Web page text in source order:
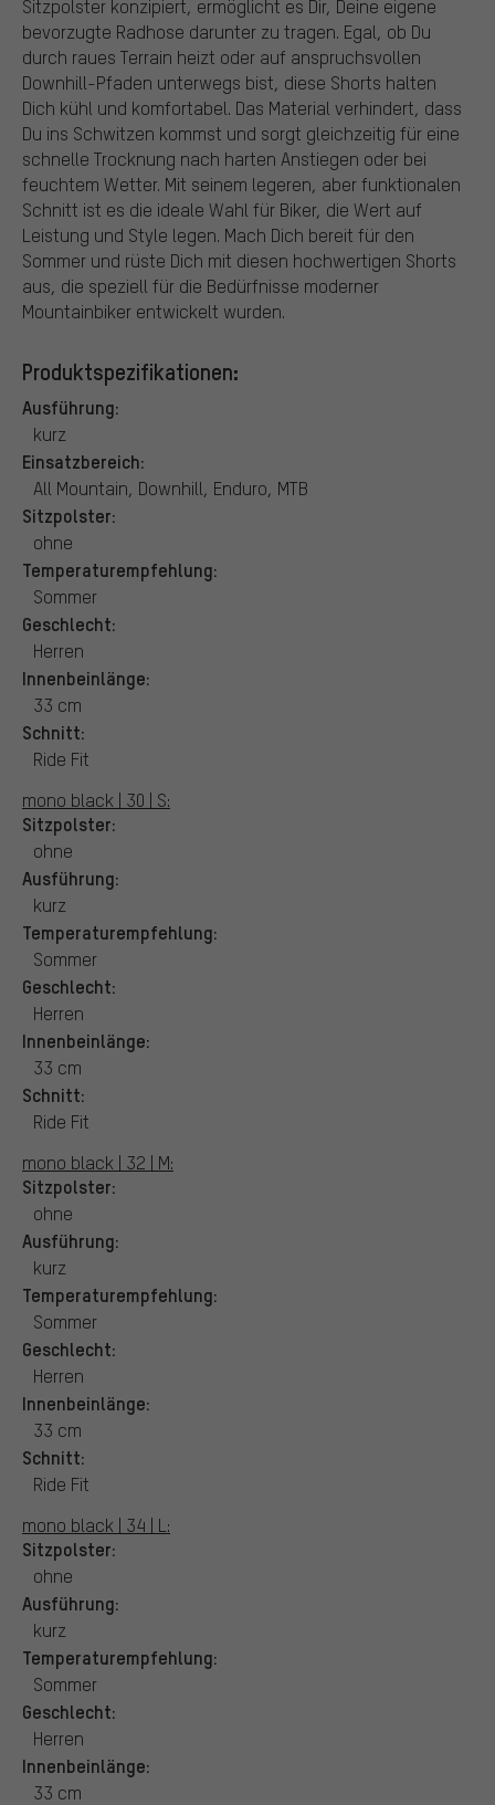
Sitzpolster konzipiert, ermöglicht es Dir, Deine eigene
bevorzugte Radhose darunter zu tragen. Egal, ob Du
durch raues Terrain heizt oder auf anspruchsvollen
Downhill-Pfaden unterwegs bist, diese Shorts halten
Dich kühl und komfortabel. Das Material verhindert, dass
Du ins Schwitzen kommst und sorgt gleichzeitig für eine
schnelle Trocknung nach harten Anstiegen oder bei
feuchtem Wetter. Mit seinem legeren, aber funktionalen
Schnitt ist es die ideale Wahl für Biker, die Wert auf
Leistung und Style legen. Mach Dich bereit für den
Sommer und rüste Dich mit diesen hochwertigen Shorts
aus, die speziell für die Bedürfnisse moderner
Mountainbiker entwickelt wurden.
Produktspezifikationen:
Ausführung:
kurz
Einsatzbereich:
All Mountain, Downhill, Enduro, MTB
Sitzpolster:
ohne
Temperaturempfehlung:
Sommer
Geschlecht:
Herren
Innenbeinlänge:
33 cm
Schnitt:
Ride Fit
mono black | 30 | S:
Sitzpolster:
ohne
Ausführung:
kurz
Temperaturempfehlung:
Sommer
Geschlecht:
Herren
Innenbeinlänge:
33 cm
Schnitt:
Ride Fit
mono black | 32 | M:
Sitzpolster:
ohne
Ausführung:
kurz
Temperaturempfehlung:
Sommer
Geschlecht:
Herren
Innenbeinlänge:
33 cm
Schnitt:
Ride Fit
mono black | 34 | L:
Sitzpolster:
ohne
Ausführung:
kurz
Temperaturempfehlung:
Sommer
Geschlecht:
Herren
Innenbeinlänge:
33 cm